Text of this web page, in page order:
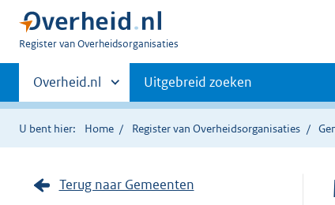
U
Register van Overheidsorganisaties
Primaire
navigatie
Andere
sites
binnen
Overheid.nl Uitgebreid zoeken
U bent hier: Home Register van Overheidsorganisaties
Terug naar Gemeenten